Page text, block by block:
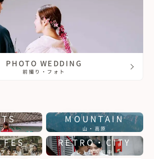
PHOTO WEDDING
前撮り・フォト
MOUNTAIN
山・高原
FES
ェス
RETRO・CITY
レトロ・街中